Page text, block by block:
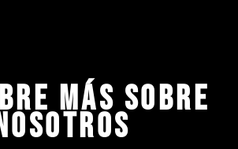
más sobre